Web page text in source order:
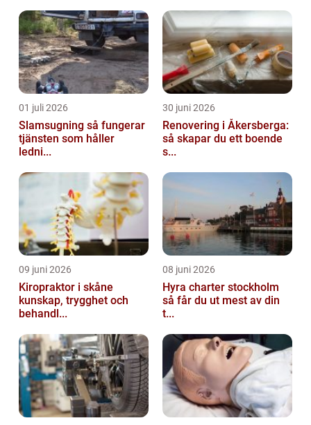
01 juli 2026
Slamsugning så fungerar
tjänsten som håller
ledni...
30 juni 2026
Renovering i Åkersberga:
så skapar du ett boende
s...
09 juni 2026
Kiropraktor i skåne
kunskap, trygghet och
behandl...
08 juni 2026
Hyra charter stockholm
så får du ut mest av din
t...